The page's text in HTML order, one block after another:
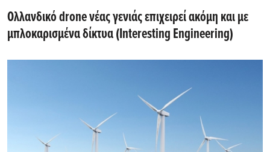
Oλλανδικό drone νέας γενιάς επιχειρεί ακόμη και με
μπλοκαρισμένα δίκτυα (Interesting Engineering)